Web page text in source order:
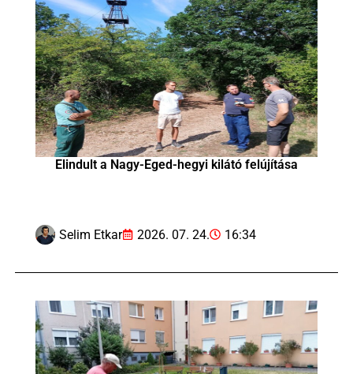
Elindult a Nagy-Eged-hegyi kilátó felújítása
Selim Etkar 2026. 07. 24. 16:34